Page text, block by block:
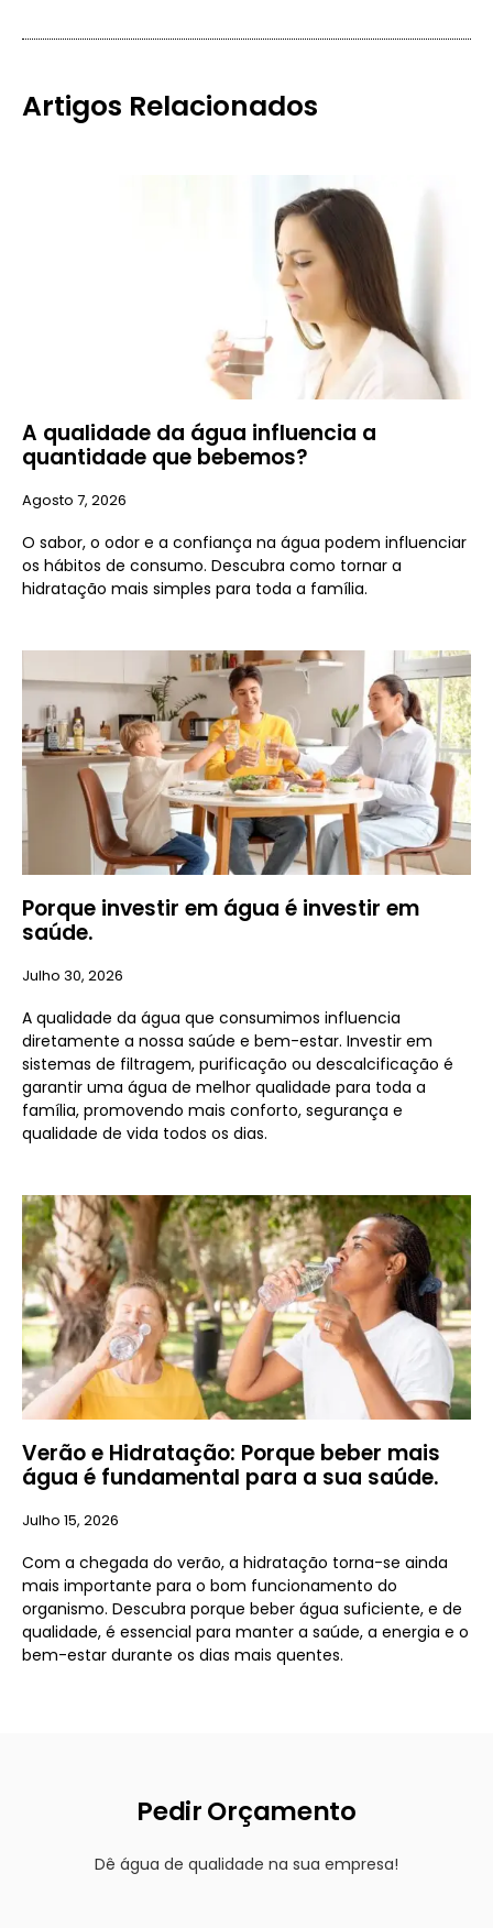
Artigos Relacionados
A qualidade da água influencia a
quantidade que bebemos?
Agosto 7, 2026
O sabor, o odor e a confiança na água podem influenciar
os hábitos de consumo. Descubra como tornar a
hidratação mais simples para toda a família.
Porque investir em água é investir em
saúde.
Julho 30, 2026
A qualidade da água que consumimos influencia
diretamente a nossa saúde e bem-estar. Investir em
sistemas de filtragem, purificação ou descalcificação é
garantir uma água de melhor qualidade para toda a
família, promovendo mais conforto, segurança e
qualidade de vida todos os dias.
Verão e Hidratação: Porque beber mais
água é fundamental para a sua saúde.
Julho 15, 2026
Com a chegada do verão, a hidratação torna-se ainda
mais importante para o bom funcionamento do
organismo. Descubra porque beber água suficiente, e de
qualidade, é essencial para manter a saúde, a energia e o
bem-estar durante os dias mais quentes.
Pedir Orçamento
Dê água de qualidade na sua empresa!